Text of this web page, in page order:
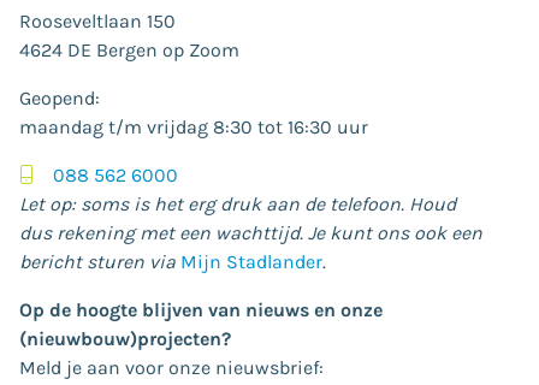
Rooseveltlaan 150
4624 DE Bergen op Zoom
Geopend:
maandag t/m vrijdag 8:30 tot 16:30 uur
088 562 6000
Let op: soms is het erg druk aan de telefoon. Houd
dus rekening met een wachttijd. Je kunt ons ook een
bericht sturen via Mijn Stadlander.
Op de hoogte blijven van nieuws en onze
(nieuwbouw)projecten?
Meld je aan voor onze nieuwsbrief: